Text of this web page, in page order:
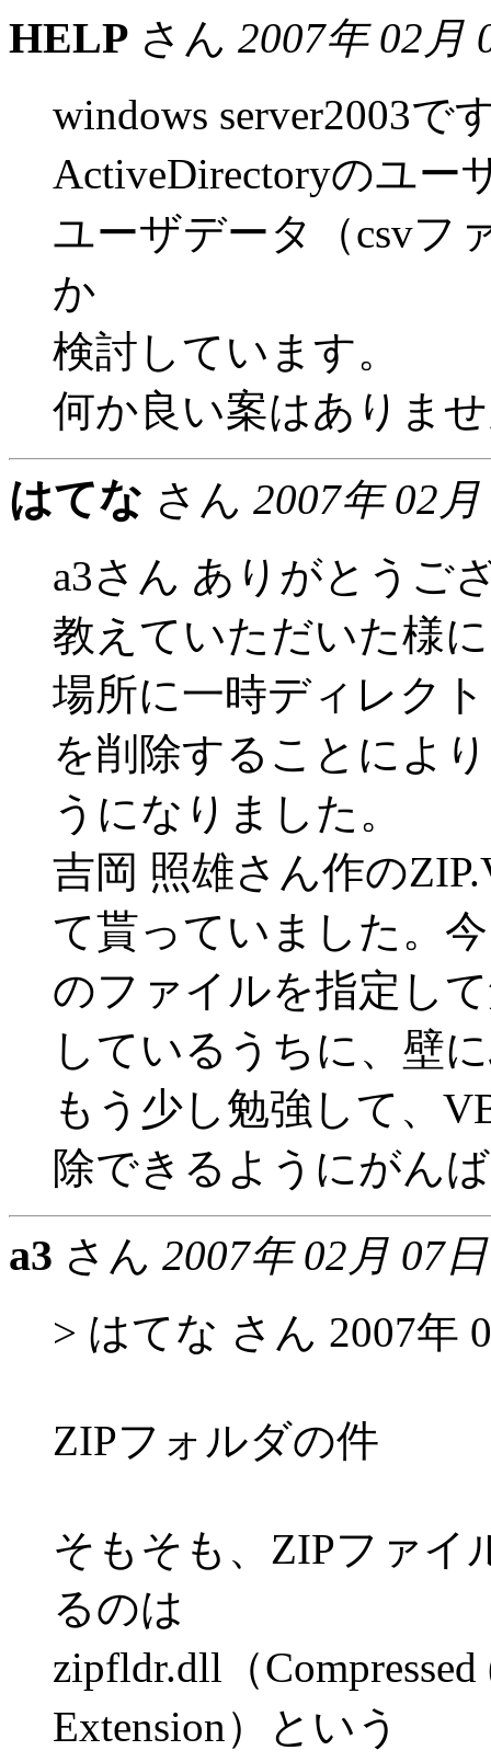
HELP さん 2007年 02月
windows server2003で
ActiveDirectoryのユー
ユーザデータ（csvフ
か
検討しています。
何か良い案はありま
はてな さん 2007年 02
a3さん ありがとうご
教えていただいた様
場所に一時ディレク
を削除することによ
うになりました。
吉岡 照雄さん作の
て貰っていました。
のファイルを指定し
しているうちに、壁
もう少し勉強して、
除できるようにがん
a3 さん 2007年 02月 07
> はてな さん 2007年
ZIPフォルダの件
そもそも、ZIPファイ
るのは
zipfldr.dll（
Extension）という